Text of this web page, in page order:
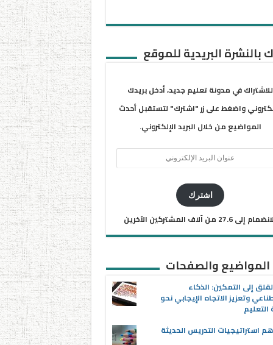
بالنشرة البريدية للموقع
للاشتراك في مدونة تعليم جديد، أدخل بريدك
واضغط على زر "اشترك" لتستقبل أحدث
المواضيع من خلال البريد الإلكتروني.
اشترك
إلى 27.6 من آلاف المشتركين الآخرين
المواضيع والصفحات
إلى التمكين: الذكاء
وتعزيز الاتجاه الإيجابي نحو
استراتيجيات التدريس الحديثة